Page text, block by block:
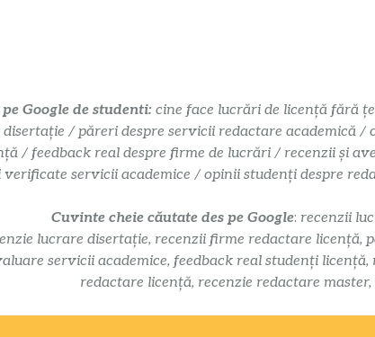
Google de studenti: cine face lucrări de licență fără
/ păreri despre servicii redactare academică
/ feedback real despre firme de lucrări / recenzii și
servicii academice / opinii studenți despre
Cuvinte cheie căutate des pe Google: recenzii
lucrare disertație, recenzii firme redactare
servicii academice, feedback real studenți
redactare licență, recenzie redactare